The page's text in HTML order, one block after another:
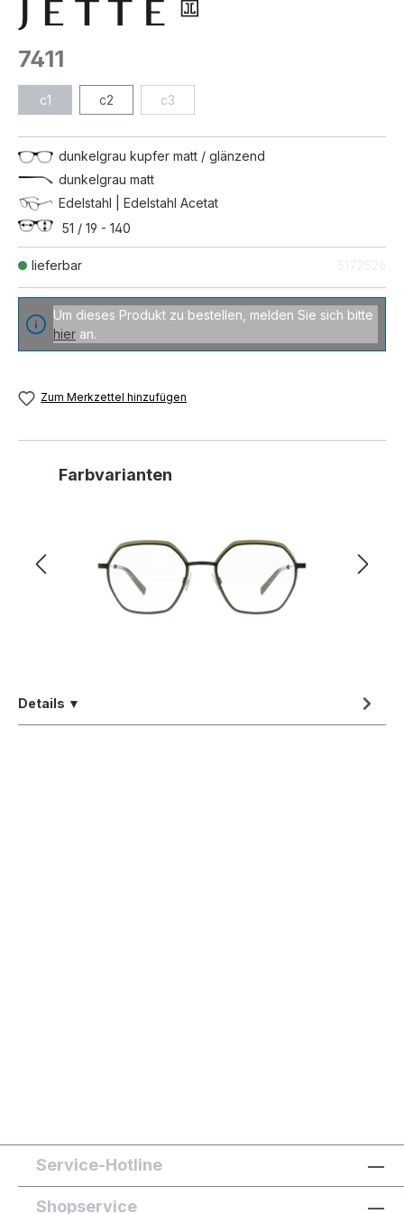
lieferbar
7411
c1 c2 c3
dunkelgrau kupfer matt / glänzend
dunkelgrau matt
Edelstahl | Edelstahl Acetat
51 / 19 - 140
Um dieses Produkt zu bestellen, melden Sie sich bitte
hier an.
Zum Merkzettel hinzufügen
Produktgalerie überspringen
Farbvarianten
Details ▼
Service-Hotline
Shopservice